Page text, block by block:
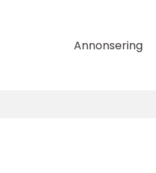
Annonsering